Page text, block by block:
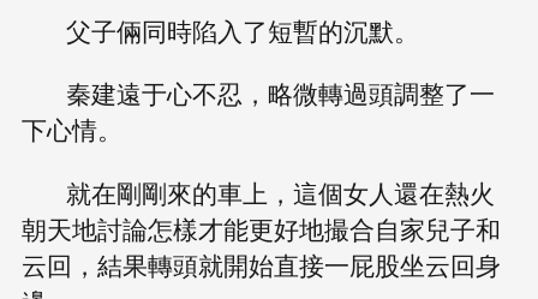
父子倆同時陷入了短暫的沉默。
秦建遠于心不忍，略微轉過頭調整了一
下心情。
就在剛剛來的車上，這個女人還在熱火
朝天地討論怎樣才能更好地撮合自家兒子和
云回，結果轉頭就開始直接一屁股坐云回身